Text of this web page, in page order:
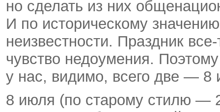
но сделать из них
И по историческому
неизвестности. Праздник
чувство недоумения.
у нас, видимо, всего две — 8
8 июля (по старому стилю —